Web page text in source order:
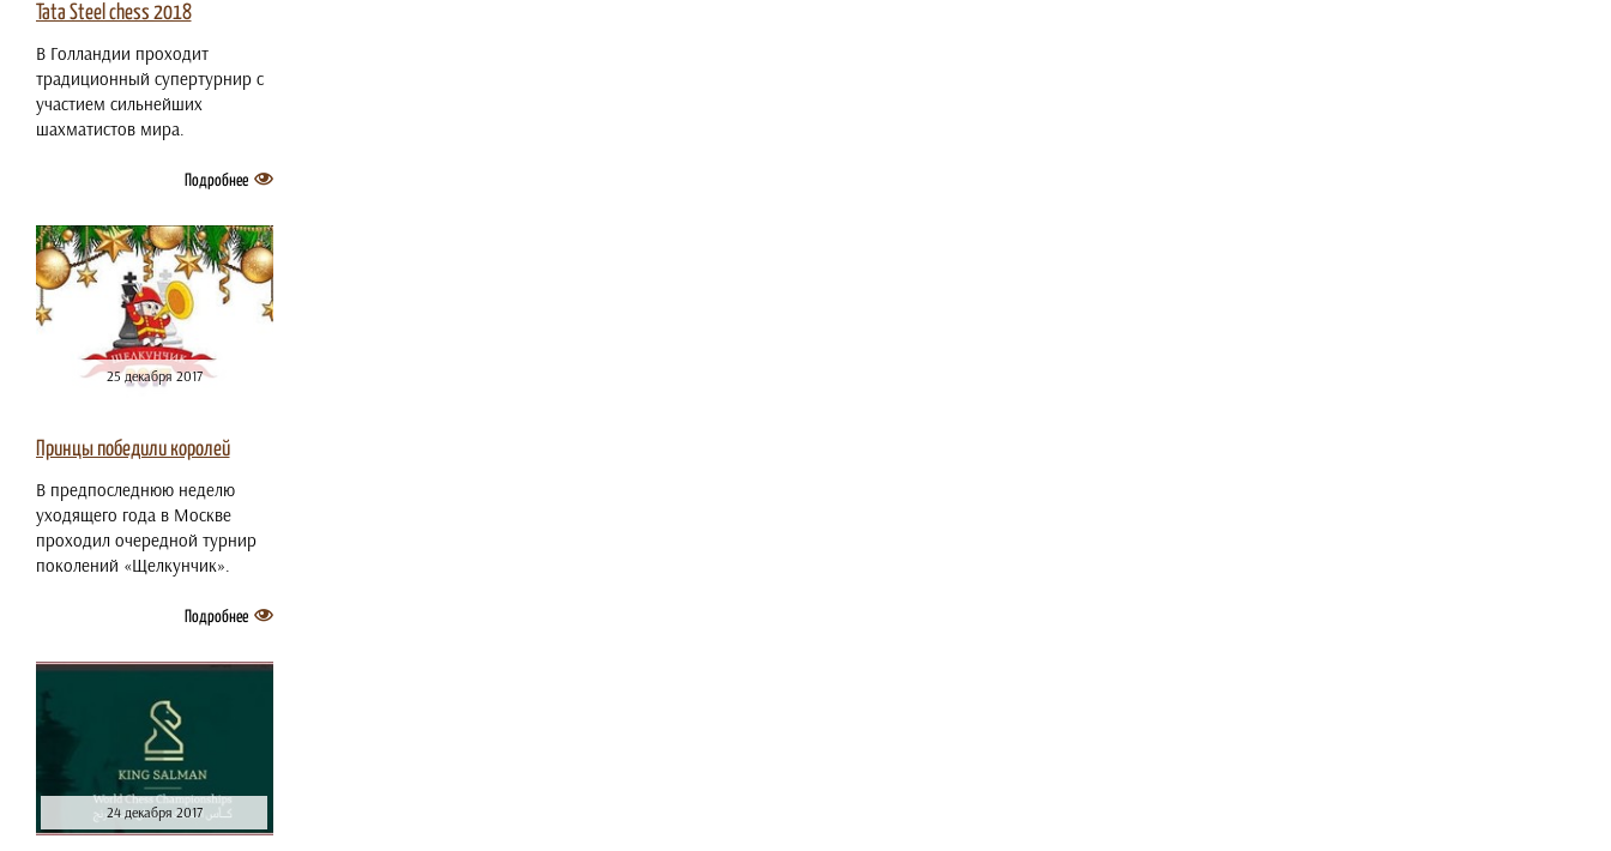
Tata Steel chess 2018
В Голландии проходит
традиционный супертурнир с
участием сильнейших
шахматистов мира.
Подробнее
25 декабря 2017
Принцы победили королей
В предпоследнюю неделю
уходящего года в Москве
проходил очередной турнир
поколений «Щелкунчик».
Подробнее
24 декабря 2017